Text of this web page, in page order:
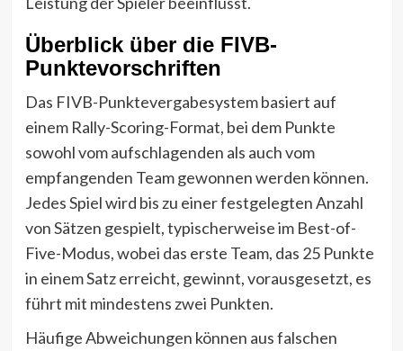
Überblick über die FIVB-
Punktevorschriften
Das FIVB-Punktevergabesystem basiert auf
einem Rally-Scoring-Format, bei dem Punkte
sowohl vom aufschlagenden als auch vom
empfangenden Team gewonnen werden können.
Jedes Spiel wird bis zu einer festgelegten Anzahl
von Sätzen gespielt, typischerweise im Best-of-
Five-Modus, wobei das erste Team, das 25 Punkte
in einem Satz erreicht, gewinnt, vorausgesetzt, es
führt mit mindestens zwei Punkten.
Häufige Abweichungen können aus falschen